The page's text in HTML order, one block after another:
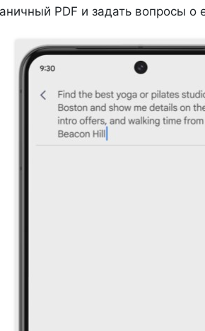
PDF и задать вопросы о